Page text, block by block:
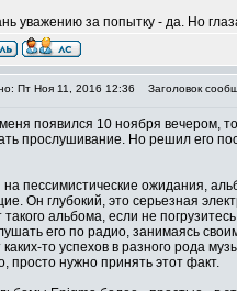
уважению за попытку - да. Но
Пт Ноя 11, 2016 12:36 Заголовок
появился 10 ноября вечером,
прослушивание. Но решил его
пессимистические ожидания,
Он глубокий, это серьезная
такого альбома, если не
его по радио, занимаясь
каких-то успехов в разного рода
просто нужно принять этот факт.